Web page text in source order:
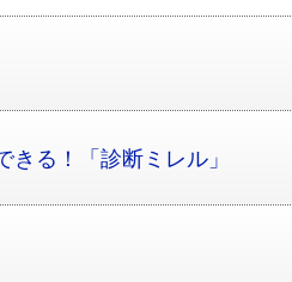
る！「診断ミレル」